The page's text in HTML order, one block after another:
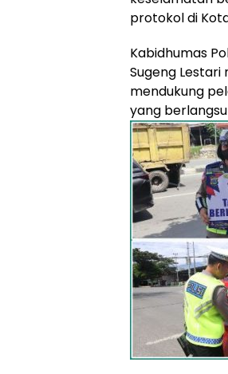
protokol di
Kabidhumas
Sugeng
mendukung
yang